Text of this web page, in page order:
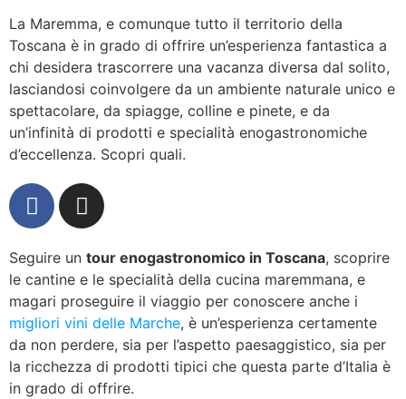
La Maremma, e comunque tutto il territorio della
Toscana è in grado di offrire un’esperienza fantastica a
chi desidera trascorrere una vacanza diversa dal solito,
lasciandosi coinvolgere da un ambiente naturale unico e
spettacolare, da spiagge, colline e pinete, e da
un’infinità di prodotti e specialità enogastronomiche
d’eccellenza. Scopri quali.
Seguire un tour enogastronomico in Toscana, scoprire
le cantine e le specialità della cucina maremmana, e
magari proseguire il viaggio per conoscere anche i
migliori vini delle Marche, è un’esperienza certamente
da non perdere, sia per l’aspetto paesaggistico, sia per
la ricchezza di prodotti tipici che questa parte d’Italia è
in grado di offrire.